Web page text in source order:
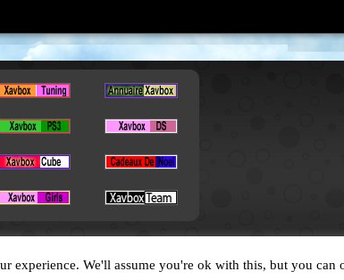
Designed byXavFun .
experience. We'll assume you're ok with this, but you can